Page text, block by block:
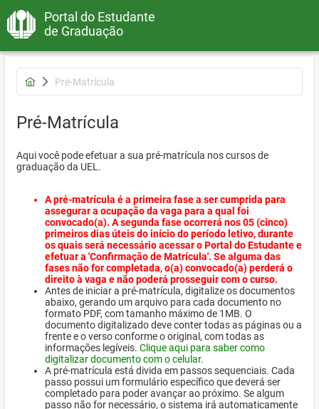
Portal do Estudante
de Graduação
Pré-Matrícula
Pré-Matrícula
Aqui você pode efetuar a sua pré-matrícula nos cursos de
graduação da UEL.
A pré-matrícula é a primeira fase a ser cumprida para
assegurar a ocupação da vaga para a qual foi
convocado(a). A segunda fase ocorrerá nos 05 (cinco)
primeiros dias úteis do início do período letivo, durante
os quais será necessário acessar o Portal do Estudante e
efetuar a 'Confirmação de Matrícula'. Se alguma das
fases não for completada, o(a) convocado(a) perderá o
direito à vaga e não poderá prosseguir com o curso.
Antes de iniciar a pré-matrícula, digitalize os documentos
abaixo, gerando um arquivo para cada documento no
formato PDF, com tamanho máximo de 1MB. O
documento digitalizado deve conter todas as páginas ou a
frente e o verso conforme o original, com todas as
informações legíveis. Clique aqui para saber como
digitalizar documento com o celular.
A pré-matrícula está divida em passos sequenciais. Cada
passo possui um formulário específico que deverá ser
completado para poder avançar ao próximo. Se algum
passo não for necessário, o sistema irá automaticamente